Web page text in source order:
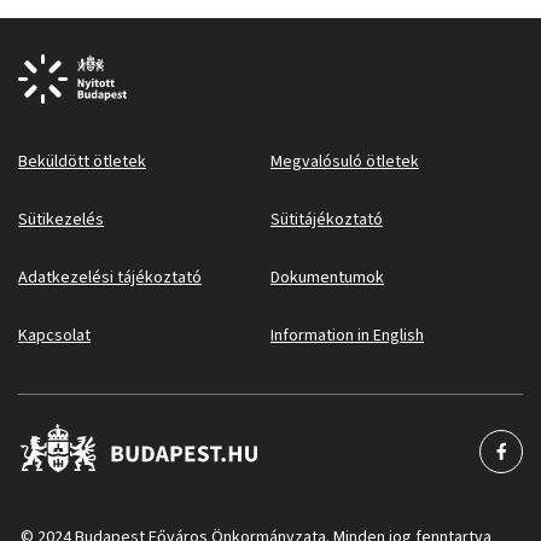
Beküldött ötletek Megvalósuló ötletek
Sütikezelés Sütitájékoztató
Adatkezelési tájékoztató Dokumentumok
Kapcsolat Information in English